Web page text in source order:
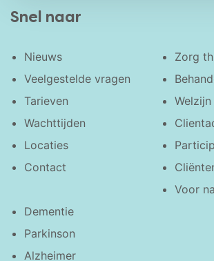
Snel naar
Nieuws
Veelgestelde vragen
Tarieven
Wachttijden
Locaties
Contact
Zorg
Welzijn
Voor
Dementie
Parkinson
Alzheimer